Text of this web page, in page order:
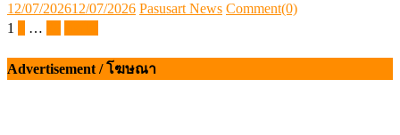
Posted
on
12/07/202612/07/2026 Author
Pasusart News Comment(0)
Posts
1 …
Advertisement / โฆษณา